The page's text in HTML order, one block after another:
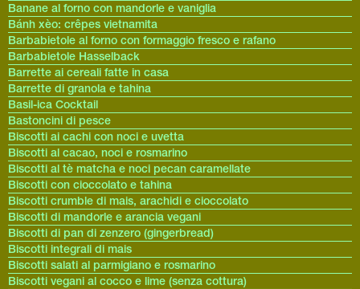
Banane al forno con mandorle e vaniglia
Bánh xèo: crêpes vietnamita
Barbabietole al forno con formaggio fresco e rafano
Barbabietole Hasselback
Barrette ai cereali fatte in casa
Barrette di granola e tahina
Basil-ica Cocktail
Bastoncini di pesce
Biscotti ai cachi con noci e uvetta
Biscotti al cacao, noci e rosmarino
Biscotti al tè matcha e noci pecan caramellate
Biscotti con cioccolato e tahina
Biscotti crumble di mais, arachidi e cioccolato
Biscotti di mandorle e arancia vegani
Biscotti di pan di zenzero (gingerbread)
Biscotti integrali di mais
Biscotti salati al parmigiano e rosmarino
Biscotti vegani al cocco e lime (senza cottura)